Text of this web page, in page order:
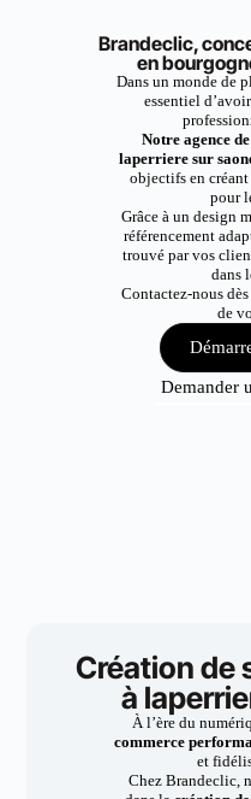
Brandeclic,
en
Dans un monde de
essentiel
Notre agence
laperriere sur
objectifs en
pour
Grâce à un design
référencement
trouvé par vos
dans
Contactez-nous
de
Demander
Création de
à
À l’ère du
commerce
et
Chez Brandeclic,